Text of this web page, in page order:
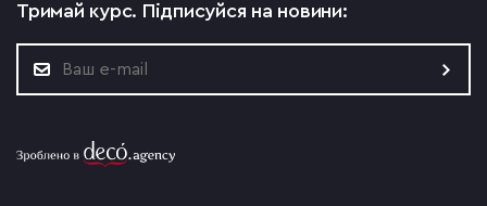
Тримай курс. Підписуйся на новини: